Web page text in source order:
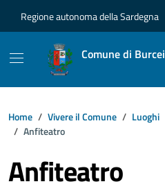
Regione autonoma della Sardegna
Comune di Burcei
Home Vivere il Comune Luoghi
Anfiteatro
Anfiteatro